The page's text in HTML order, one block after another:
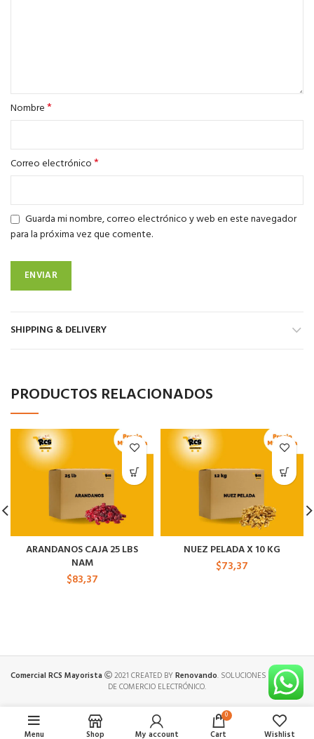
Nombre*
Correo electrónico*
Guarda mi nombre, correo electrónico y web en este navegador
para la próxima vez que comente.
SHIPPING & DELIVERY
PRODUCTOS RELACIONADOS
ARANDANOS CAJA 25 LBS
NAM
$83,37
NUEZ PELADA X 10 KG
$73,37
Comercial RCS Mayorista 2021 CREATED BYRenovando. SOLUCIONES PREMIUM
DE COMERCIO ELECTRÓNICO.
Menu Shop My account
0
Cart Wishlist